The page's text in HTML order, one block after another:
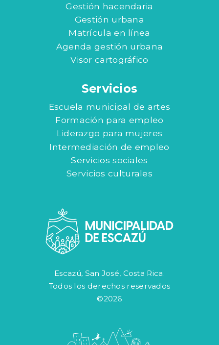
Gestión hacendaria
Gestión urbana
Matrícula en línea
Agenda gestión urbana
Visor cartográfico
Servicios
Escuela municipal de artes
Formación para empleo
Liderazgo para mujeres
Intermediación de empleo
Servicios sociales
Servicios culturales
Escazú, San José, Costa Rica.
Todos los derechos reservados
©2026